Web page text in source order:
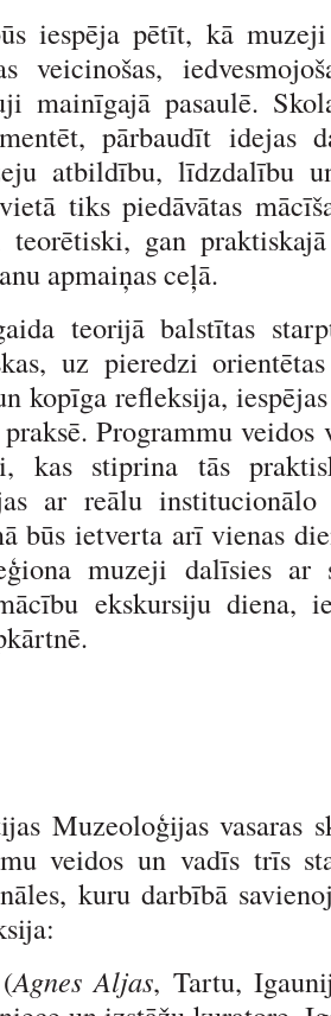
iespēja pētīt, kā
veicinošas,
mainīgajā pasaulē.
pārbaudīt idejas
atbildību, līdzdalību
tiks piedāvātas
teorētiski, gan
apmaiņas ceļā.
teorijā balstītas
uz pieredzi
kopīga refleksija,
Programmu veidos
kas stiprina tās
ar reālu
būs ietverta arī vienas
muzeji dalīsies ar
ekskursiju diena,
Muzeoloģijas vasaras
veidos un vadīs trīs
kuru darbībā
(Agnes Aljas, Tartu,